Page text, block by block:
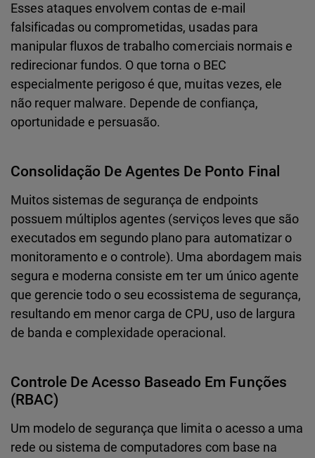
Esses ataques envolvem contas de e-mail
falsificadas ou comprometidas, usadas para
manipular fluxos de trabalho comerciais normais e
redirecionar fundos. O que torna o BEC
especialmente perigoso é que, muitas vezes, ele
não requer malware. Depende de confiança,
oportunidade e persuasão.
Consolidação De Agentes De Ponto Final
Muitos sistemas de segurança de endpoints
possuem múltiplos agentes (serviços leves que são
executados em segundo plano para automatizar o
monitoramento e o controle). Uma abordagem mais
segura e moderna consiste em ter um único agente
que gerencie todo o seu ecossistema de segurança,
resultando em menor carga de CPU, uso de largura
de banda e complexidade operacional.
Controle De Acesso Baseado Em Funções
(RBAC)
Um modelo de segurança que limita o acesso a uma
rede ou sistema de computadores com base na